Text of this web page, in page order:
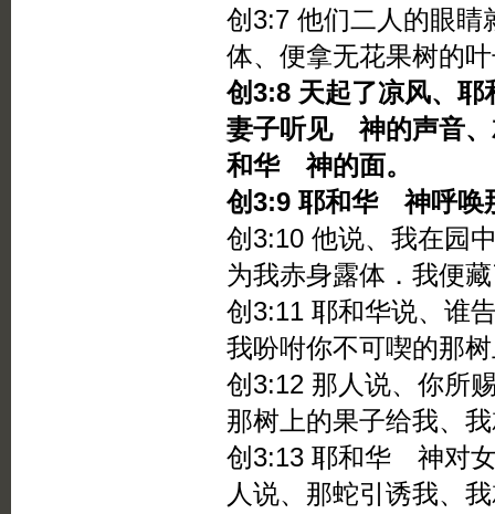
创3:7 他们二人的眼睛
体、便拿无花果树的
创3:8 天起了凉风、
妻子听见 神的声音、
和华 神的面。
创3:9 耶和华 神呼唤
创3:10 他说、我在园
为我赤身露体．我便
创3:11 耶和华说、谁
我吩咐你不可喫的那
创3:12 那人说、你所
那树上的果子给我、
创3:13 耶和华 神对
人说、那蛇引诱我、